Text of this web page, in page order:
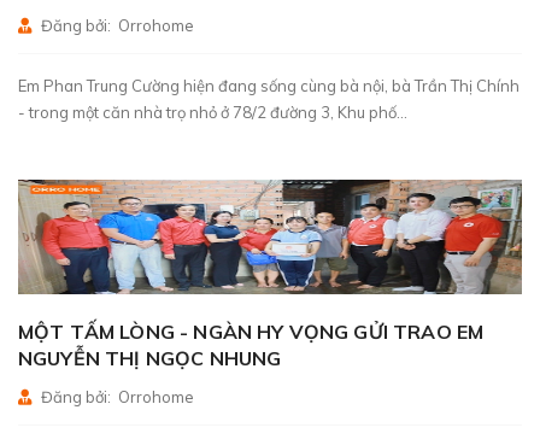
Đăng bởi: Orrohome
Em Phan Trung Cường hiện đang sống cùng bà nội, bà Trần Thị Chính
- trong một căn nhà trọ nhỏ ở 78/2 đường 3, Khu phố...
MỘT TẤM LÒNG - NGÀN HY VỌNG GỬI TRAO EM
NGUYỄN THỊ NGỌC NHUNG
Đăng bởi: Orrohome